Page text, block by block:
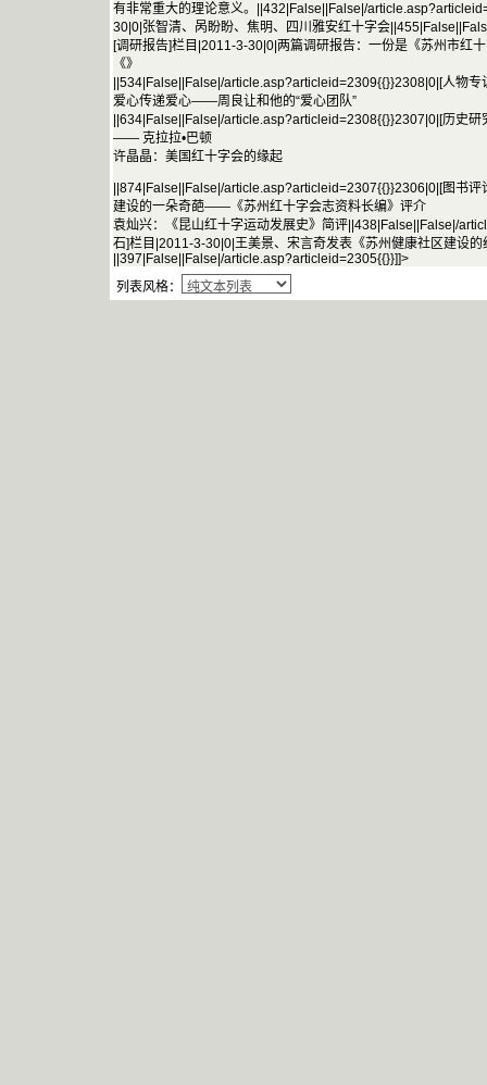
有非常重大的理论意义。||432|False||False|/
30|0|张智清、呙盼盼、焦明、四川雅安红十字会
[调研报告]栏目|2011-3-30|0|两篇调研报告：一份是《苏州市红
《》
||534|False||False|/article.asp?articleid=2309{{}}2308|0|[人物
爱心传递爱心——周良让和他的“爱心团队”
||634|False||False|/article.asp?articleid=2308{{}}2307|0|[历史
—— 克拉拉•巴顿
许晶晶：美国红十字会的缘起
||874|False||False|/article.asp?articleid=2307{{}}2306|0|[图书
建设的一朵奇葩——《苏州红十字会志资料长编》评介
袁灿兴：《昆山红十字运动发展史》简评||438|False||False|/
石]栏目|2011-3-30|0|王美景、宋言奇发表《苏州健康社区建设的
||397|False||False|/article.asp?articleid=2305{{}}]]>
列表风格：